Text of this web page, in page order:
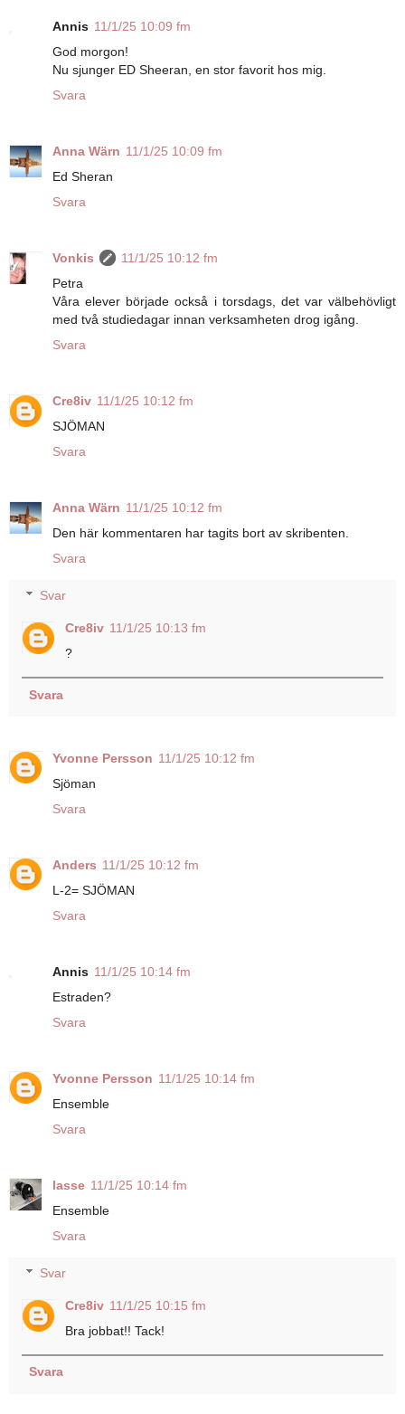
Annis 11/1/25 10:09 fm
God morgon!
Nu sjunger ED Sheeran, en stor favorit hos mig.
Svara
Anna Wärn 11/1/25 10:09 fm
Ed Sheran
Svara
Vonkis
11/1/25 10:12 fm
Petra
Våra elever började också i torsdags, det var välbehövligt
med två studiedagar innan verksamheten drog igång.
Svara
Cre8iv 11/1/25 10:12 fm
SJÖMAN
Svara
Anna Wärn 11/1/25 10:12 fm
Den här kommentaren har tagits bort av skribenten.
Svara
Svar
Cre8iv 11/1/25 10:13 fm
?
Svara
Yvonne Persson 11/1/25 10:12 fm
Sjöman
Svara
Anders 11/1/25 10:12 fm
L-2= SJÖMAN
Svara
Annis 11/1/25 10:14 fm
Estraden?
Svara
Yvonne Persson 11/1/25 10:14 fm
Ensemble
Svara
lasse 11/1/25 10:14 fm
Ensemble
Svara
Svar
Cre8iv 11/1/25 10:15 fm
Bra jobbat!! Tack!
Svara